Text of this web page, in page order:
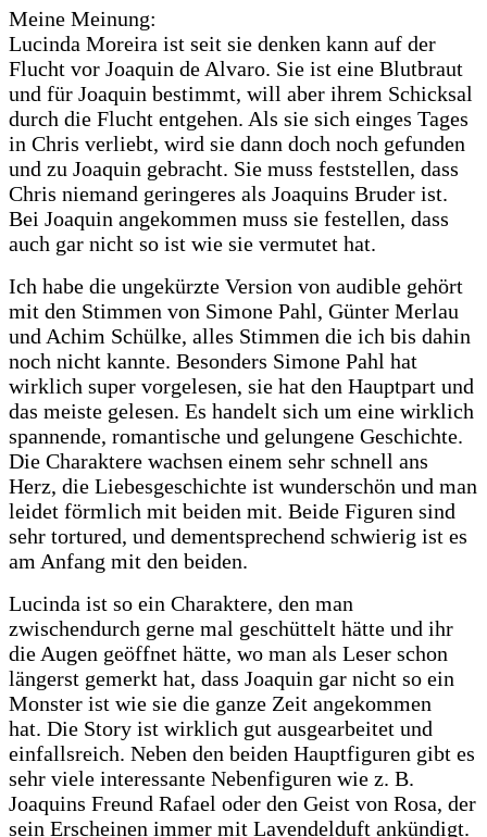
Meine Meinung:
Lucinda Moreira ist seit sie denken kann auf der
Flucht vor Joaquin de Alvaro. Sie ist eine Blutbraut
und für Joaquin bestimmt, will aber ihrem Schicksal
durch die Flucht entgehen. Als sie sich einges Tages
in Chris verliebt, wird sie dann doch noch gefunden
und zu Joaquin gebracht. Sie muss feststellen, dass
Chris niemand geringeres als Joaquins Bruder ist.
Bei Joaquin angekommen muss sie festellen, dass
auch gar nicht so ist wie sie vermutet hat.
Ich habe die ungekürzte Version von audible gehört
mit den Stimmen von Simone Pahl, Günter Merlau
und Achim Schülke, alles Stimmen die ich bis dahin
noch nicht kannte. Besonders Simone Pahl hat
wirklich super vorgelesen, sie hat den Hauptpart und
das meiste gelesen. Es handelt sich um eine wirklich
spannende, romantische und gelungene Geschichte.
Die Charaktere wachsen einem sehr schnell ans
Herz, die Liebesgeschichte ist wunderschön und man
leidet förmlich mit beiden mit. Beide Figuren sind
sehr tortured, und dementsprechend schwierig ist es
am Anfang mit den beiden.
Lucinda ist so ein Charaktere, den man
zwischendurch gerne mal geschüttelt hätte und ihr
die Augen geöffnet hätte, wo man als Leser schon
längerst gemerkt hat, dass Joaquin gar nicht so ein
Monster ist wie sie die ganze Zeit angekommen
hat. Die Story ist wirklich gut ausgearbeitet und
einfallsreich. Neben den beiden Hauptfiguren gibt es
sehr viele interessante Nebenfiguren wie z. B.
Joaquins Freund Rafael oder den Geist von Rosa, der
sein Erscheinen immer mit Lavendelduft ankündigt.